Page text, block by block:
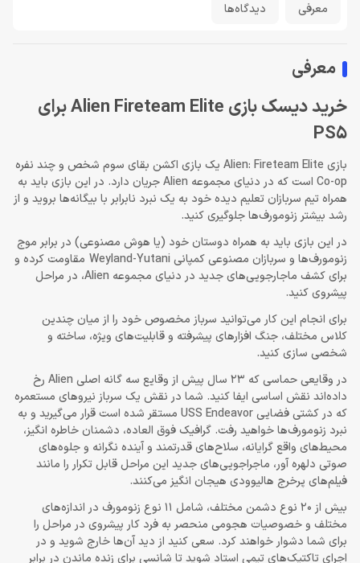
معرفی دیدگاه‌ها
معرفی
خرید دیسک بازی Alien Fireteam Elite برای
PS5
بازی Alien: Fireteam Elite یک بازی اکشن بقای سوم شخص و چند نفره
Co-op است که در دنیای مجموعه Alien جریان دارد. در این بازی باید به
همراه تیم سربازان تعلیم دیده خود به یک نبرد نابرابر با بیگانه‌ها بروید و از
رشد بیشتر زنومورف‌ها جلوگیری کنید.
در این بازی باید به همراه دوستان خود (یا هوش مصنوعی) در برابر موج
زنومورف‌ها و سربازان مصنوعی کمپانی Weyland-Yutani مقاومت کرده و
برای کشف ماجارجویی‌های جدید در دنیای مجموعه Alien، در مراحل
پیشروی کنید.
برای انجام این کار می‌توانید سرباز مخصوص خود را از میان چندین
کلاس مختلف، جنگ افزار‌های پیشرفته و قابلیت‌های ویژه، ساخته و
شخصی سازی کنید.
در وقایعی حماسی که 23 سال پیش از وقایع سه گانه اصلی Alien رخ
داده‌اند نقش اساسی ایفا کنید. شما در نقش یک سرباز نیروهای مستعمره
که در کشتی فضایی USS Endeavor مستقر شده است قرار می‌گیرید و به
نبرد زنومورف‌ها خواهید رفت. گرافیک فوق العاده، دشمنان خاطره انگیز،
محیط‌های واقع گرایانه، سلاح‌های قدرتمند و آینده نگرانه و جلوه‌های
صوتی دلهره آور، ماجراجویی‌های جدید این مراحل قابل تکرار را مانند
فیلم‌های پرخرج هالیوودی هیجان انگیز می‌کنند.
بیش از 20 نوع دشمن مختلف، شامل 11 نوع زنومورف در اندازه‌های
مختلف و خصوصیات هجومی منحصر به فرد کار پیشروی در مراحل را
برای شما دشوار خواهند کرد. سعی کنید از دید آن‌ها خارج شوید و در
اجرای تاکتیک‌های تیمی استاد شوید تا شانسی برای زنده ماندن در برابر